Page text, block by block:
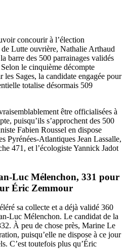
concourir à l’élection
Lutte ouvrière, Nathalie Arthaud
barre des 500 parrainages validés
le cinquième décompte
Sages, la candidate engagée pour
totalise désormais 509
être officialisées à
puisqu’ils s’approchent des 500
Fabien Roussel en dispose
Pyrénées-Atlantiques Jean Lassalle,
471, et l’écologiste Yannick Jadot
Luc Mélenchon, 331 pour
Éric Zemmour
sa collecte et a déjà validé 360
Luc Mélenchon. Le candidat de la
À peu de chose près, Marine Le
puisqu’elle ne dispose à ce jour
C’est toutefois plus qu’Éric